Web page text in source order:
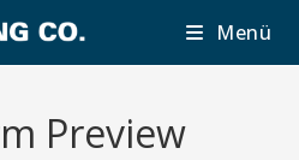
Menü
Preview